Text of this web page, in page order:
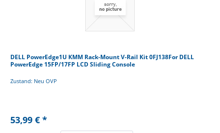
DELL PowerEdge1U KMM Rack-Mount V-Rail Kit 0FJ138For DELL
PowerEdge 15FP/17FP LCD Sliding Console
Zustand: Neu OVP
53,99 € *